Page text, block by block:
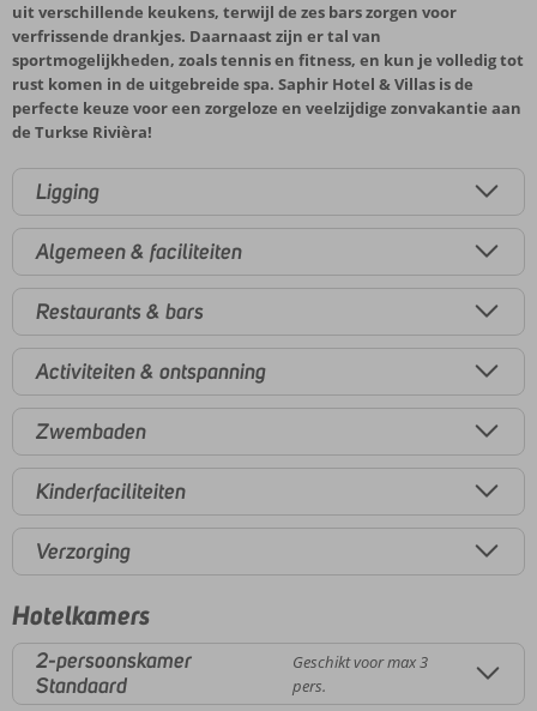
uit verschillende keukens, terwijl de zes bars zorgen voor
verfrissende drankjes. Daarnaast zijn er tal van
sportmogelijkheden, zoals tennis en fitness, en kun je volledig tot
rust komen in de uitgebreide spa. Saphir Hotel & Villas is de
perfecte keuze voor een zorgeloze en veelzijdige zonvakantie aan
de Turkse Rivièra!
Ligging
Algemeen & faciliteiten
Restaurants & bars
Activiteiten & ontspanning
Zwembaden
Kinderfaciliteiten
Verzorging
Hotelkamers
2-persoonskamer
Standaard
Geschikt voor max 3
pers.